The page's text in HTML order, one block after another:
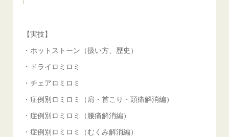
【実技】
・ホットストーン（扱い方、歴史）
・ドライロミロミ
・チェアロミロミ
・症例別ロミロミ（肩・首こり・頭痛解消編）
・症例別ロミロミ（腰痛解消編）
・症例別ロミロミ（むくみ解消編）